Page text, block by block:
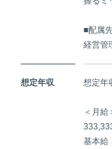
■配属
経営管
想定年収 想定年
＜月給
基本給